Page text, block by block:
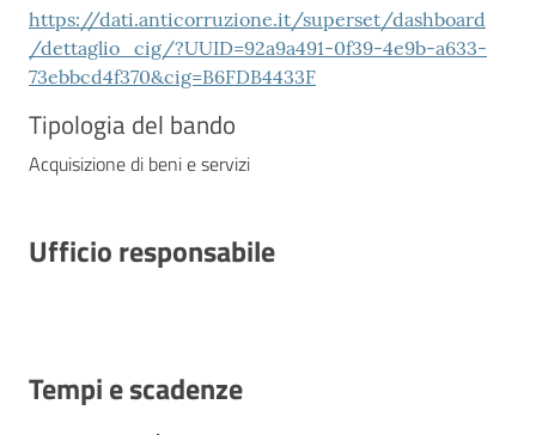
https://dati.anticorruzione.it/superset/dashboard
/dettaglio_cig/?UUID=92a9a491-0f39-4e9b-a633-
73ebbcd4f370&cig=B6FDB4433F
Tipologia del bando
Acquisizione di beni e servizi
Ufficio responsabile
Tempi e scadenze